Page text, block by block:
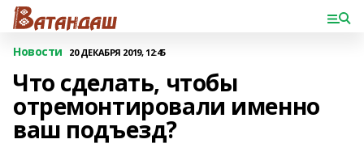
Новости 20 ДЕКАБРЯ 2019, 12:45
Что сделать, чтобы
отремонтировали именно
ваш подъезд?